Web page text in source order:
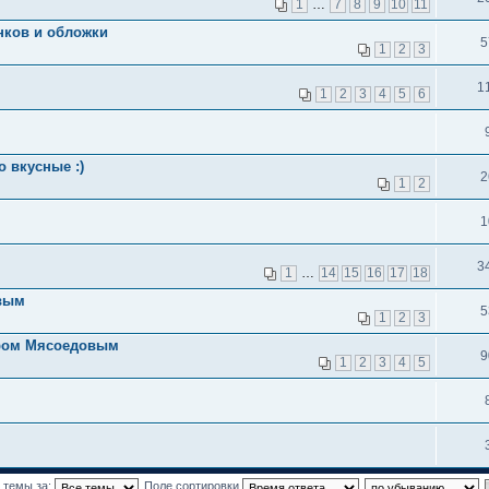
1 7 8 9 10 11
и обложки
1 2 3
1 2 3 4 5 6
вкусные :)
1 2
1 14 15 16 17 18
1 2 3
Мясоедовым
1 2 3 4 5
темы за: Поле сортировки